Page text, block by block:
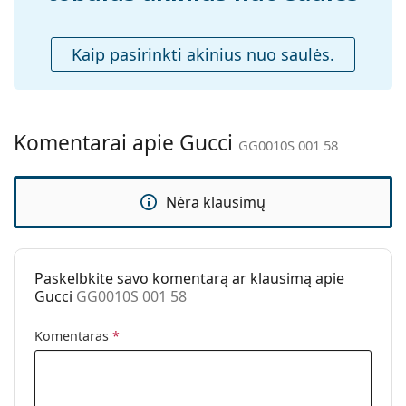
Prekės ženklas:
Gucci
Naudojimas:
Madingi
GG0010S 001 58
Kaip pasirinkti akinius nuo saulės.
Komentarai apie Gucci GG0010S 001 58
Nėra klausimų
Paskelbkite savo komentarą ar klausimą apie
Gucci GG0010S 001 58
Komentaras *